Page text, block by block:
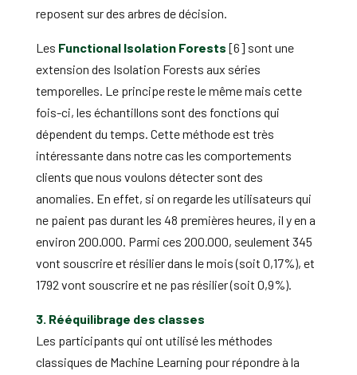
reposent sur des arbres de décision.
Les Functional Isolation Forests [6] sont une
extension des Isolation Forests aux séries
temporelles. Le principe reste le même mais cette
fois-ci, les échantillons sont des fonctions qui
dépendent du temps. Cette méthode est très
intéressante dans notre cas les comportements
clients que nous voulons détecter sont des
anomalies. En effet, si on regarde les utilisateurs qui
ne paient pas durant les 48 premières heures, il y en a
environ 200.000. Parmi ces 200.000, seulement 345
vont souscrire et résilier dans le mois (soit 0,17%), et
1792 vont souscrire et ne pas résilier (soit 0,9%).
3. Rééquilibrage des classes
Les participants qui ont utilisé les méthodes
classiques de Machine Learning pour répondre à la